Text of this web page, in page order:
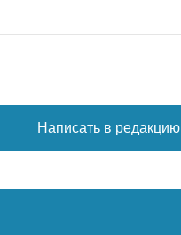
Написать в редакцию